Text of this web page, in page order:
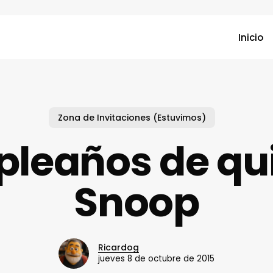
Inicio
Zona de Invitaciones (Estuvimos)
de
Snoop
Ricardog
jueves 8 de octubre de 2015